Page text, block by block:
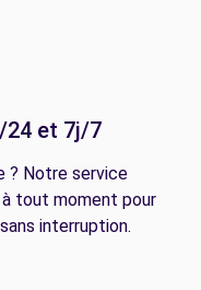
24 et 7j/7
? Notre service
tout moment pour
interruption.